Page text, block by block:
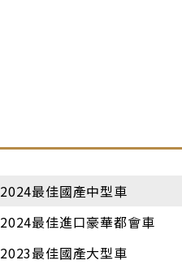
2024最佳國產中型車
2024最佳進口豪華都會車
2023最佳國產大型車